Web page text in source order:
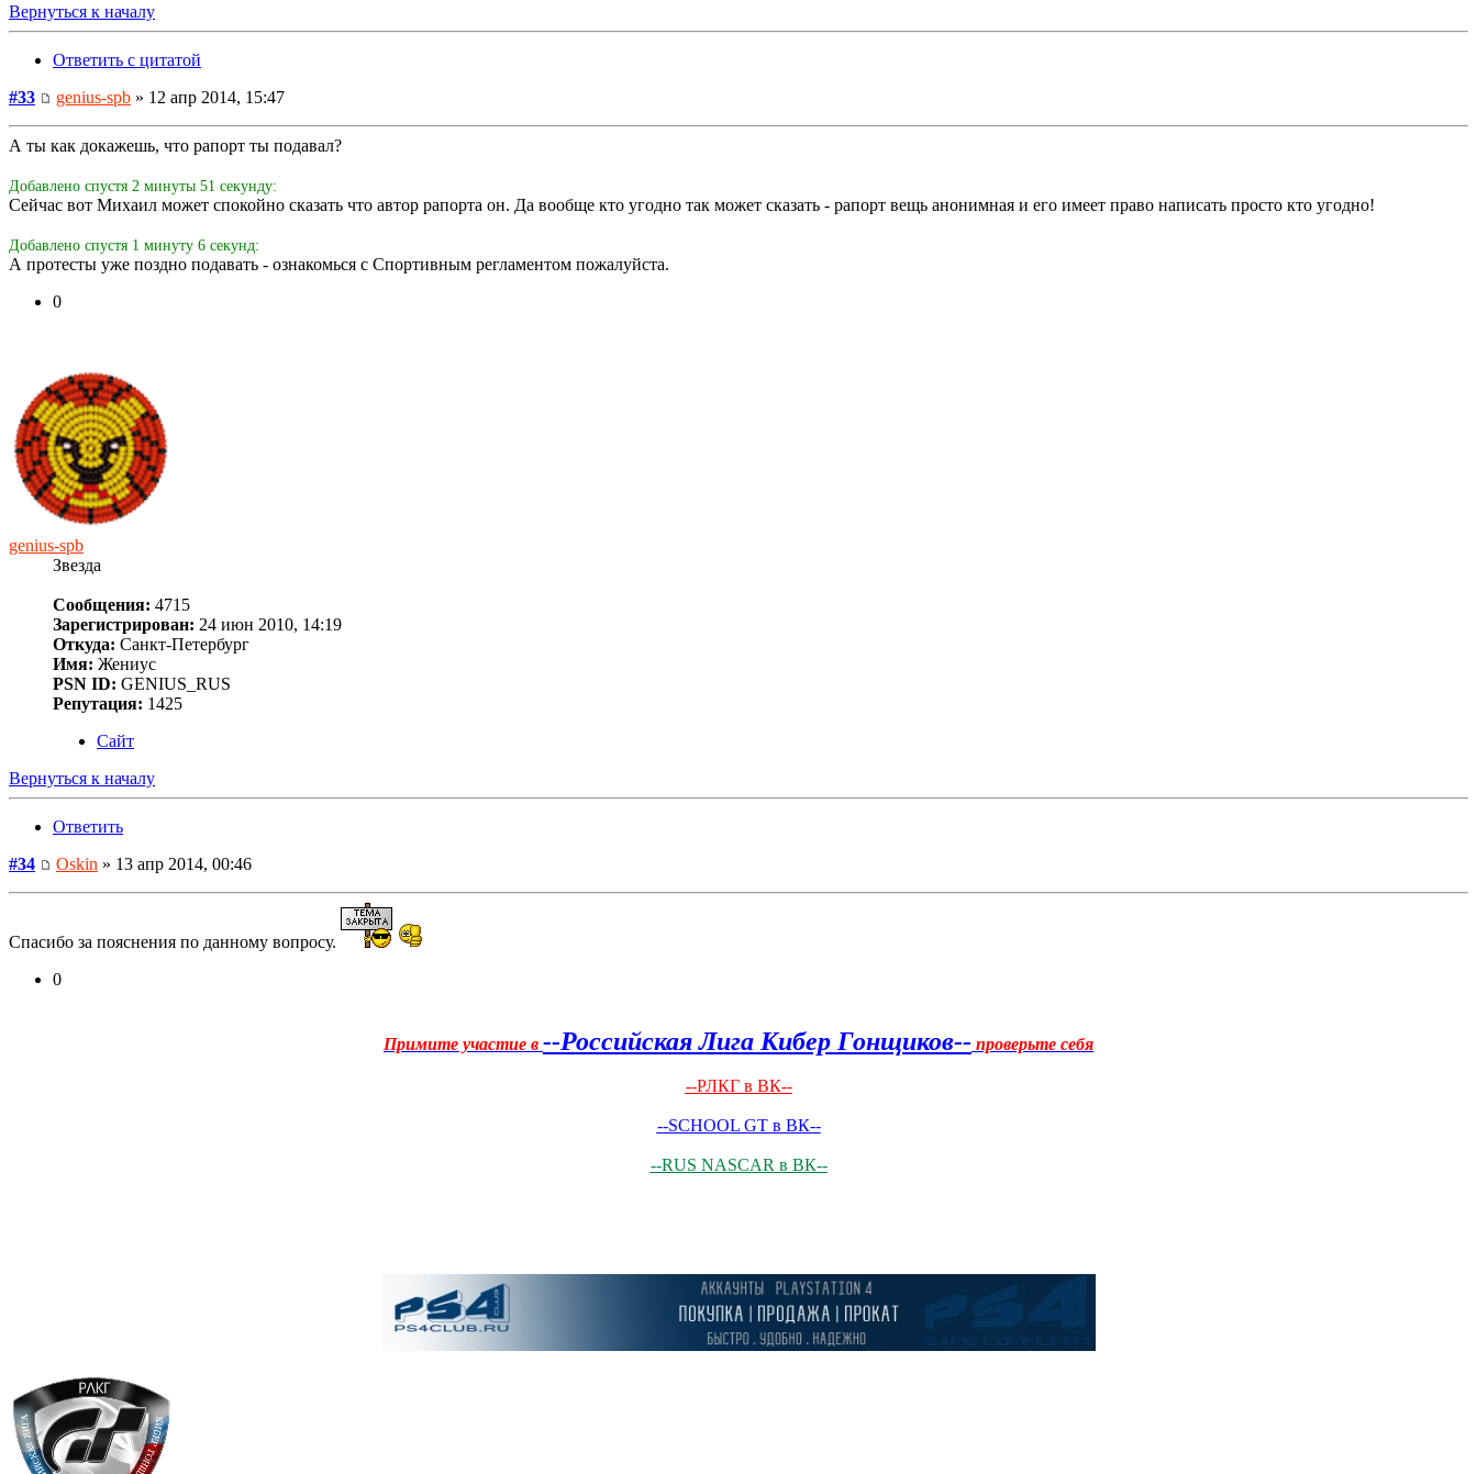
Вернуться к началу
Ответить с цитатой
#33
genius-spb » 12 апр 2014, 15:47
А ты как докажешь, что рапорт ты подавал?
Добавлено спустя 2 минуты 51 секунду:
Сейчас вот Михаил может спокойно сказать что автор рапорта он. Да вообще кто угодно так может сказать - рапорт вещь анонимная и его имеет право написать просто кто угодно!
Добавлено спустя 1 минуту 6 секунд:
А протесты уже поздно подавать - ознакомься с Спортивным регламентом пожалуйста.
0
genius-spb
Звезда
Сообщения: 4715
Зарегистрирован: 24 июн 2010, 14:19
Откуда: Санкт-Петербург
Имя: Жениус
PSN ID: GENIUS_RUS
Репутация: 1425
Сайт
Вернуться к началу
Ответить
#34
Oskin » 13 апр 2014, 00:46
Спасибо за пояснения по данному вопросу.
0
Примите участие в --Российская Лига Кибер Гонщиков-- проверьте себя
--РЛКГ в ВК--
--SCHOOL GT в ВК--
--RUS NASCAR в ВК--